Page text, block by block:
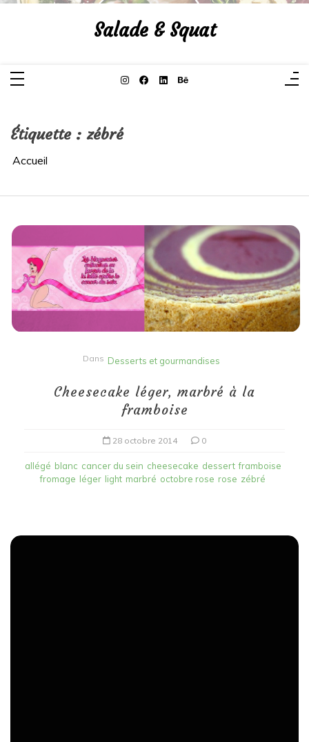
Aller
Salade & Squat
Étiquette : zébré
Accueil
Dans Desserts et gourmandises
Cheesecake léger, marbré à la
framboise
28 octobre 2014 0
allégé blanc cancer du sein cheesecake dessert framboise
fromage léger light marbré octobre rose rose zébré